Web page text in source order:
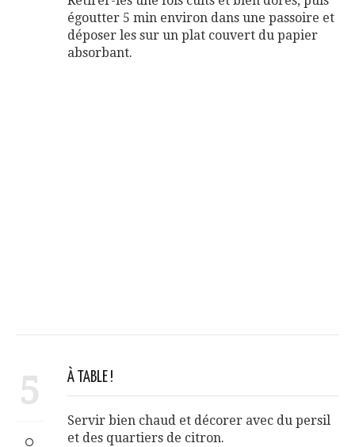
égoutter 5 min environ dans une passoire et
déposer les sur un plat couvert du papier
absorbant.
5 À TABLE !
Servir bien chaud et décorer avec du persil
et des quartiers de citron.